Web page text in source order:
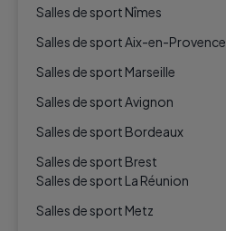
Salles de sport Nîmes
Salles de sport Aix-en-Provence
Salles de sport Marseille
Salles de sport Avignon
Salles de sport Bordeaux
Salles de sport Brest
Salles de sport La Réunion
Salles de sport Metz